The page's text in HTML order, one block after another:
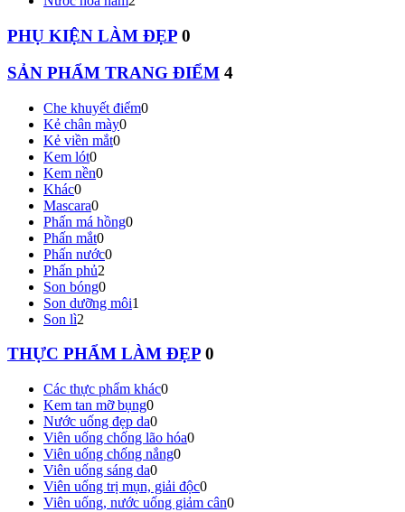
PHỤ KIỆN LÀM ĐẸP 0
SẢN PHẨM TRANG ĐIỂM 4
Che khuyết điểm0
Kẻ chân mày0
Kẻ viền mắt0
Kem lót0
Kem nền0
Khác0
Mascara0
Phấn má hồng0
Phấn mắt0
Phấn nước0
Phấn phủ2
Son bóng0
Son dưỡng môi1
Son lì2
THỰC PHẨM LÀM ĐẸP 0
Các thực phẩm khác0
Kem tan mỡ bụng0
Nước uống đẹp da0
Viên uống chống lão hóa0
Viên uống chống nắng0
Viên uống sáng da0
Viên uống trị mụn, giải độc0
Viên uống, nước uống giảm cân0